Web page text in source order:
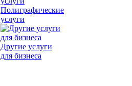
Полиграфические
услуги
Другие услуги
для бизнеса